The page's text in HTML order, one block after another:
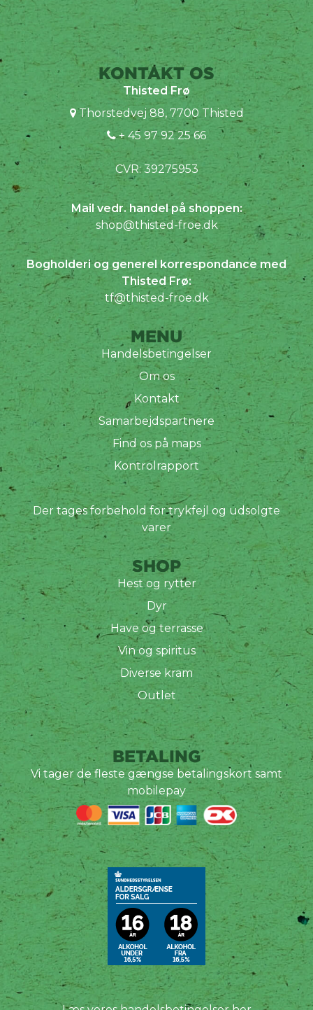
KONTAKT OS
Thisted Frø
Thorstedvej 88, 7700 Thisted
+ 45 97 92 25 66
CVR: 39275953
Mail vedr. handel på shoppen:
shop@thisted-froe.dk
Bogholderi og generel korrespondance med
Thisted Frø:
tf@thisted-froe.dk
MENU
Handelsbetingelser
Om os
Kontakt
Samarbejdspartnere
Find os på maps
Kontrolrapport
Der tages forbehold for trykfejl og udsolgte
varer
SHOP
Hest og rytter
Dyr
Have og terrasse
Vin og spiritus
Diverse kram
Outlet
BETALING
Vi tager de fleste gængse betalingskort samt
mobilepay